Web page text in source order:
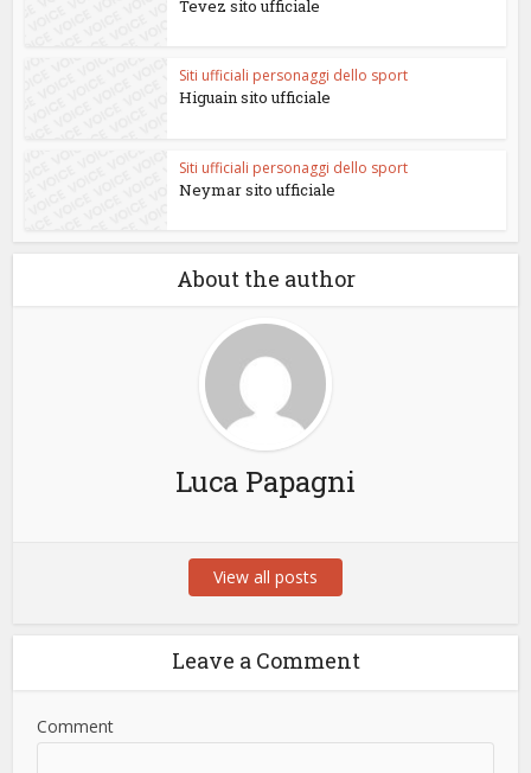
Tevez sito ufficiale
Siti ufficiali personaggi dello sport
Higuain sito ufficiale
Siti ufficiali personaggi dello sport
Neymar sito ufficiale
About the author
Luca Papagni
View all posts
Leave a Comment
Comment